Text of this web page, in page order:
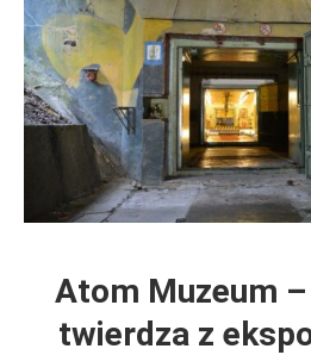
Atom Muzeum
twierdza z